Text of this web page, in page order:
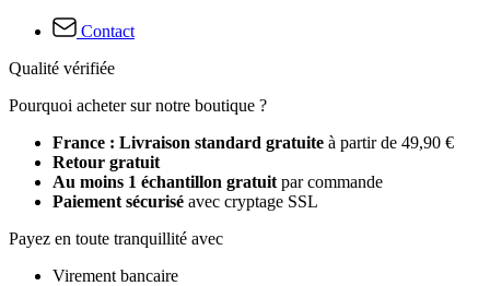
Contact
Qualité vérifiée
Pourquoi acheter sur notre boutique ?
France : Livraison standard gratuite à partir de 49,90 €
Retour gratuit
Au moins 1 échantillon gratuit par commande
Paiement sécurisé avec cryptage SSL
Payez en toute tranquillité avec
Virement bancaire